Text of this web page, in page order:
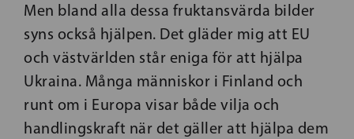
Men bland alla dessa fruktansvärda bilder
syns också hjälpen. Det gläder mig att EU
och västvärlden står eniga för att hjälpa
Ukraina. Många människor i Finland och
runt om i Europa visar både vilja och
handlingskraft när det gäller att hjälpa dem